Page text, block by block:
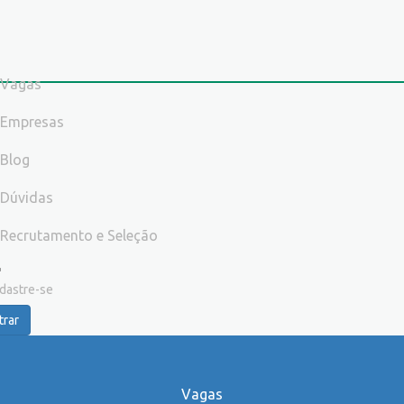
Vagas
Empresas
Blog
Dúvidas
Recrutamento e Seleção
se
Vagas